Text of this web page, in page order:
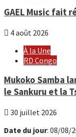
GAEL Music fait
4 août 2026
À la Une
RD Congo
Mukoko Samba
le Sankuru et la
30 juillet 2026
Date du jour: 08/08/